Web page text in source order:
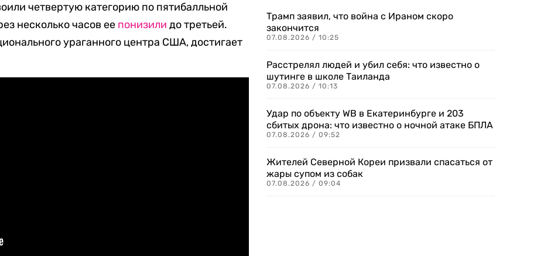
четвертую категорию по пятибалльной
несколько часов ее понизили до третьей.
ураганного центра США, достигает
Трамп заявил, что война с Ираном скоро
закончится
07.08.2026 / 10:25
Расстрелял людей и убил себя: что известно о
шутинге в школе Таиланда
07.08.2026 / 10:13
Удар по объекту WB в Екатеринбурге и 203
сбитых дрона: что известно о ночной атаке БПЛА
07.08.2026 / 09:52
Жителей Северной Кореи призвали спасаться от
жары супом из собак
07.08.2026 / 09:04